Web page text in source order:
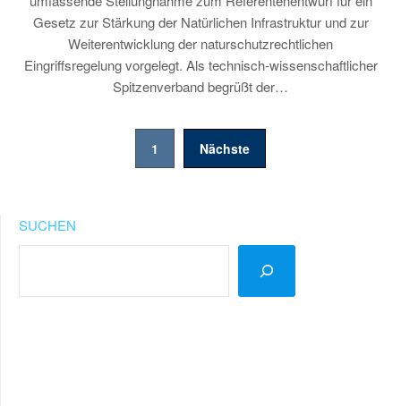
Gesetz zur Stärkung der Natürlichen Infrastruktur und zur
Weiterentwicklung der naturschutzrechtlichen
Eingriffsregelung vorgelegt. Als technisch-wissenschaftlicher
Spitzenverband begrüßt der…
Seitennummerierung
1 Nächste
SUCHEN